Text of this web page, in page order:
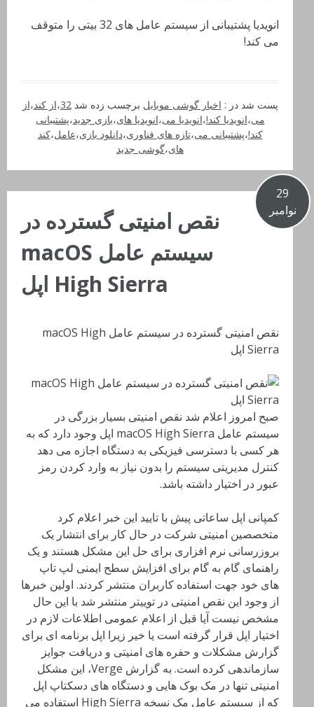
انویدیا پشتیبانی از سیستم عامل های 32 بیتی را متوقف
می کند!
پست شد در : اخبار گوشی موبایل برچسب زده شد32،از کند،از
می،انویدیا کند!،انویدیا می،انویدیا های،بازی جدید،پشتیبانی
کند!،پشتیبانی می،تازه های فناوری،دانلود بازی،عامل،کند
های،گوشی جدید
29
نوامبر
نقص امنیتی گسترده در
سیستم عامل macOS
High Sierra اپل
نقص امنیتی گسترده در سیستم عامل macOS High
Sierra اپل
صبح امروز اعلام شد نقص امنیتی بسیار بزرگی در
سیستم عامل macOS High Sierra اپل وجود دارد که به
هر کسی با دسترسی فیزیکی به دستگاه اجازه می دهد
کنترل مدیریتی سیستم را بدون نیاز به وارد کردن رمز
عبور در اختیار داشته باشد.
کمپانی اپل ساعاتی پیش با تایید این خبر اعلام کرد
متخصصین امنیتی شرکت در حال کار برای انتشار یک
بروزرسانی نرم افزاری برای حل این مشکل هستند و یک
راهنمای گام به گام برای افزایش سطح ایمنی لپ تاپ
های خود جهت استفاده کاربران منتشر کردند. اولین خبرها
از وجود این نقص امنیتی در توییتر منتشر شد با این حال
مشخص نیست آیا قبل از اعلام عمومی اطلاعات لازم در
اختیار اپل قرار گرفته است یا خیر زیرا اپل برنامه ای برای
گزارش مشکلات و حفره های امنیتی و دریافت جوایز
سازماندهی کرده است. به گزارش Verge، این مشکل
امنیتی تنها در مک بوک هایی و دستگاه های دسکتاپ اپل
که از سیستم عامل مک نسخه High Sierra استفاده می